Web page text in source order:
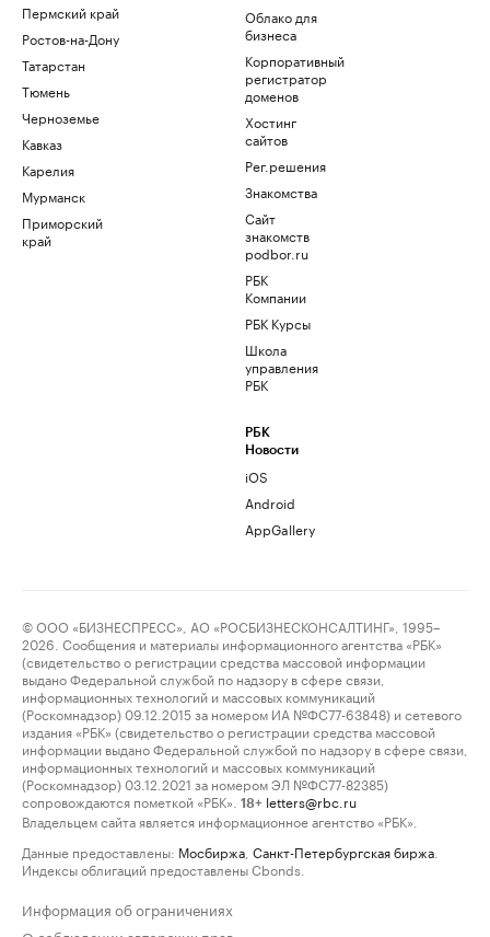
Пермский край
Ростов-на-Дону
Татарстан
Тюмень
Черноземье
Кавказ
Карелия
Мурманск
Приморский
край
Облако для
бизнеса
Корпоративный
регистратор
доменов
Хостинг
сайтов
Рег.решения
Знакомства
Сайт
знакомств
podbor.ru
РБК
Компании
РБК Курсы
Школа
управления
РБК
РБК
Новости
iOS
Android
AppGallery
© ООО «БИЗНЕСПРЕСС», АО «РОСБИЗНЕСКОНСАЛТИНГ», 1995–
2026. Сообщения и материалы информационного агентства «РБК»
(свидетельство о регистрации средства массовой информации
выдано Федеральной службой по надзору в сфере связи,
информационных технологий и массовых коммуникаций
(Роскомнадзор) 09.12.2015 за номером ИА №ФС77-63848) и сетевого
издания «РБК» (свидетельство о регистрации средства массовой
информации выдано Федеральной службой по надзору в сфере связи,
информационных технологий и массовых коммуникаций
(Роскомнадзор) 03.12.2021 за номером ЭЛ №ФС77-82385)
сопровождаются пометкой «РБК».
18+ letters@rbc.ru
Владельцем сайта является информационное агентство «РБК».
Данные предоставлены: Мосбиржа Санкт-Петербургская биржа
Индексы облигаций предоставлены Cbonds.
Информация об ограничениях